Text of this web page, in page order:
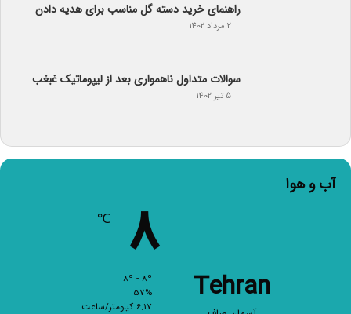
راهنمای خرید دسته گل مناسب برای هدیه دادن
2 مرداد 1402
سوالات متداول ناهمواری بعد از لیپوماتیک غبغب
5 تیر 1402
آب و هوا
Tehran
آسمان صاف
8
℃
57%
6.17 کیلومتر/ساعت